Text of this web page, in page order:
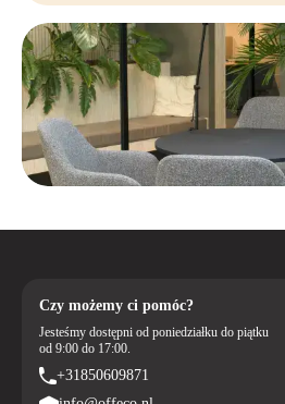
Czy możemy ci pomóc?
Jesteśmy dostępni od poniedziałku do piątku
od 9:00 do 17:00.
+31850609871